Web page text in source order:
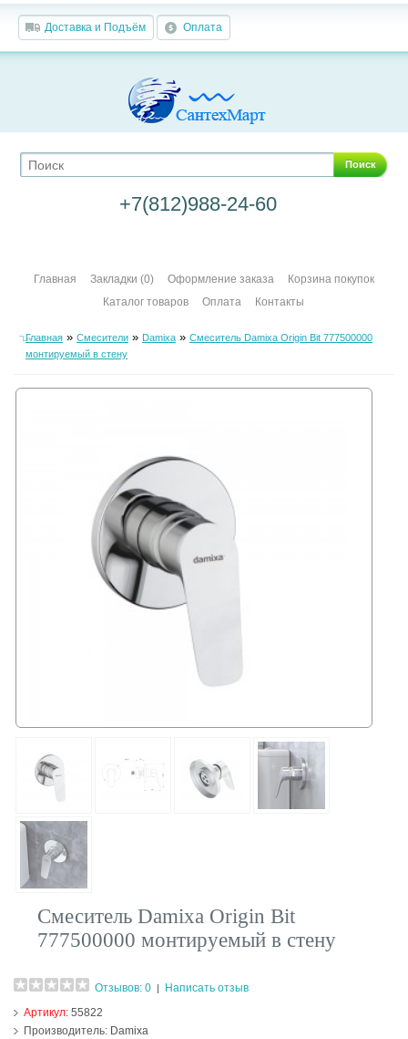
Доставка и Подъём Оплата
Поиск
+7(812)988-24-60
Главная Закладки (0) Оформление заказа
Корзина покупок
Каталог товаров
Оплата Контакты
Главная» Смесители» Damixa» Смеситель Damixa Origin Bit 777500000
монтируемый в стену
Смеситель Damixa Origin Bit
777500000 монтируемый в стену
Отзывов: 0
Написать отзыв
Артикул:55822
Производитель: Damixa